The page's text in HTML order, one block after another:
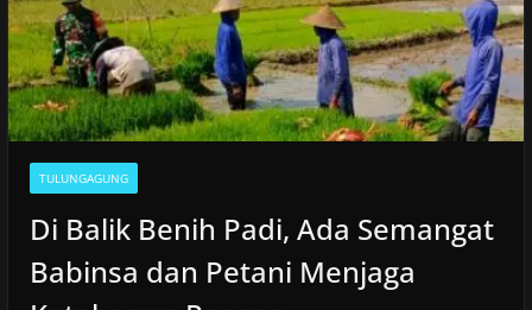
TULUNGAGUNG
Di Balik Benih Padi, Ada Semangat
Babinsa dan Petani Menjaga